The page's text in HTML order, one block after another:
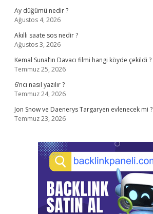
Ay düğümü nedir ?
Ağustos 4, 2026
Akıllı saate sos nedir ?
Ağustos 3, 2026
Kemal Sunal’ın Davacı filmi hangi köyde çekildi ?
Temmuz 25, 2026
6’ncı nasıl yazılır ?
Temmuz 24, 2026
Jon Snow ve Daenerys Targaryen evlenecek mi ?
Temmuz 23, 2026